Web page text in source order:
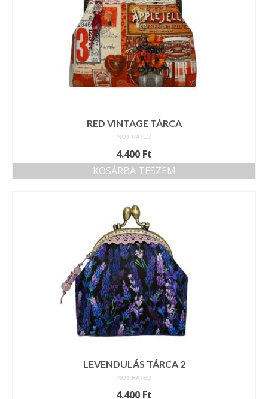
RED VINTAGE TÁRCA
NOT RATED
4.400 Ft
KOSÁRBA TESZEM
LEVENDULÁS TÁRCA 2
NOT RATED
4.400 Ft